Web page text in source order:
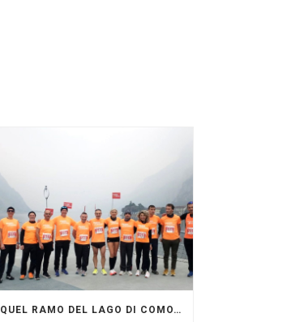
QUEL RAMO DEL LAGO DI COMO…